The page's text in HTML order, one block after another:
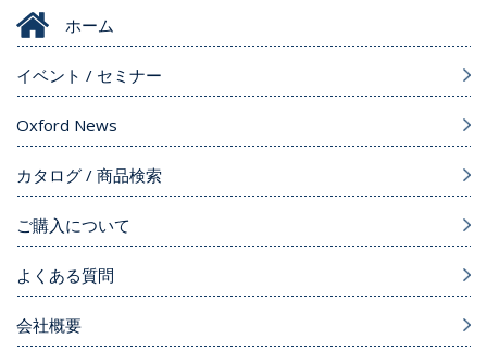
ホーム
イベント / セミナー
Oxford News
カタログ / 商品検索
ご購入について
よくある質問
会社概要